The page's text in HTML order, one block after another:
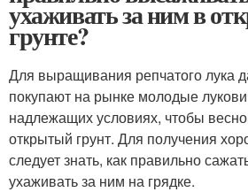
ухаживать за ним в
грунте?
Для выращивания репчатого лука
покупают на рынке молодые
надлежащих условиях, чтобы
открытый грунт. Для получения
следует знать, как правильно
ухаживать за ним на грядке.